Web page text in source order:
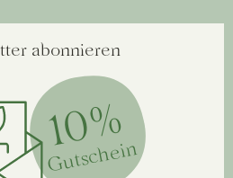
abonnieren
10%
Gutschein